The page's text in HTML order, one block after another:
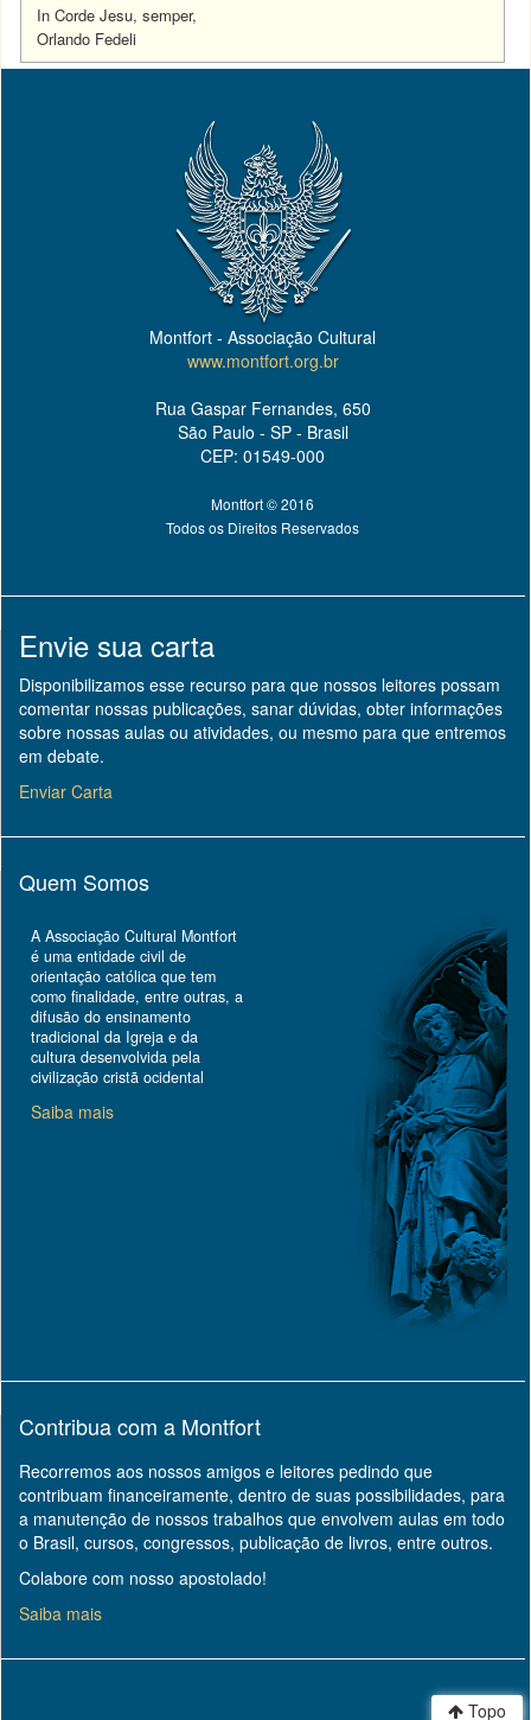
In Corde Jesu, semper,
Orlando Fedeli
Topo
Montfort - Associação Cultural
www.montfort.org.br
Rua Gaspar Fernandes, 650
São Paulo - SP - Brasil
CEP: 01549-000
Montfort © 2016
Todos os Direitos Reservados
Envie sua carta
Disponibilizamos esse recurso para que nossos leitores possam
comentar nossas publicações, sanar dúvidas, obter informações
sobre nossas aulas ou atividades, ou mesmo para que entremos
em debate.
Enviar Carta
Quem Somos
A Associação Cultural Montfort
é uma entidade civil de
orientação católica que tem
como finalidade, entre outras, a
difusão do ensinamento
tradicional da Igreja e da
cultura desenvolvida pela
civilização cristã ocidental
Saiba mais
Contribua com a Montfort
Recorremos aos nossos amigos e leitores pedindo que
contribuam financeiramente, dentro de suas possibilidades, para
a manutenção de nossos trabalhos que envolvem aulas em todo
o Brasil, cursos, congressos, publicação de livros, entre outros.
Colabore com nosso apostolado!
Saiba mais